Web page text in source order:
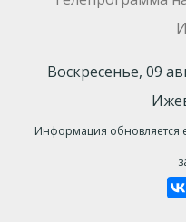
Воскресенье, 09
Информация обновляется